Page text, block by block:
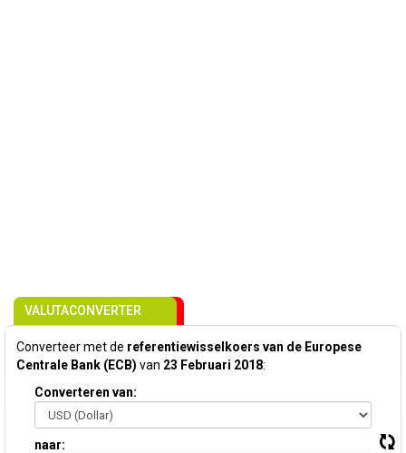
VALUTACONVERTER
Converteer met de referentiewisselkoers van de Europese
Centrale Bank (ECB) van 23 Februari 2018:
Converteren van:
naar: